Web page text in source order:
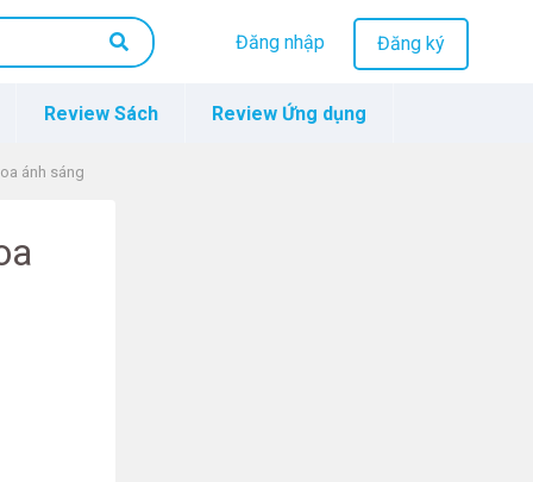
Đăng nhập Đăng ký
Review Sách Review Ứng dụng
ánh sáng